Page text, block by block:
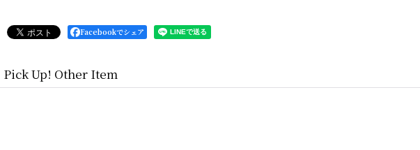
Facebookでシェア
Pick Up! Other Item